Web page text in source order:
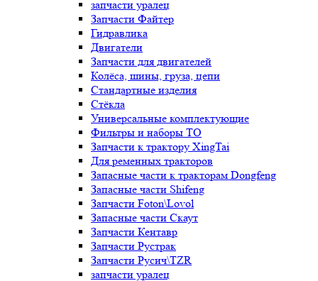
запчасти уралец
Запчасти Файтер
Гидравлика
Двигатели
Запчасти для двигателей
Колёса, шины, груза, цепи
Стандартные изделия
Стёкла
Универсальные комплектующие
Фильтры и наборы ТО
Запчасти к трактору XingTai
Для ременных тракторов
Запасные части к тракторам Dongfeng
Запасные части Shifeng
Запчасти Foton\Lovol
Запасные части Скаут
Запчасти Кентавр
Запчасти Рустрак
Запчасти Русич\TZR
запчасти уралец